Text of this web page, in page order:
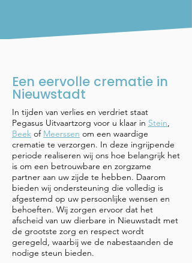
Een eervolle crematie in
Nieuwstadt
In tijden van verlies en verdriet staat
Pegasus Uitvaartzorg voor u klaar in Stein,
Beek of Meerssen om een waardige
crematie te verzorgen. In deze ingrijpende
periode realiseren wij ons hoe belangrijk het
is om een betrouwbare en zorgzame
partner aan uw zijde te hebben. Daarom
bieden wij ondersteuning die volledig is
afgestemd op uw persoonlijke wensen en
behoeften. Wij zorgen ervoor dat het
afscheid van uw dierbare in Nieuwstadt met
de grootste zorg en respect wordt
geregeld, waarbij we de nabestaanden de
nodige steun bieden.